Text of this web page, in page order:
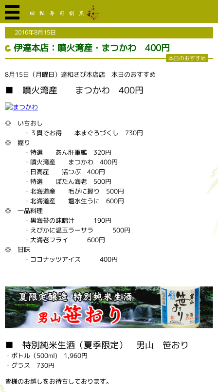
2016年8月15日
伊達本店：噴火湾産・まつかわ 400円
本日のおすすめ
8月15日（月曜日）達和さび本店店 本日のおすすめ
■ 噴火湾産 まつかわ 400円
◎ いちおし
・３貫でお得 本まぐろづくし 730円
◎ 握り
・特選 あん肝軍艦 320円
・噴火湾産 まつかわ 400円
・日高産 活つぶ 400円
・特選 ぼたん海老 500円
・北海道産 毛がに握り 500円
・北海道産 塩水生うに 600円
◎ 一品料理
・黒海苔の味噌汁 190円
・えびかに温玉ラーサラ 500円
・大海老フライ 600円
◎ 甘味
・ココナッツアイス 400円
■ 特別純米生酒（夏季限定） 男山 笹おり
・ボトル（500ml) 1,960円
・グラス 730円
皆様のお越しをお待ちしております。